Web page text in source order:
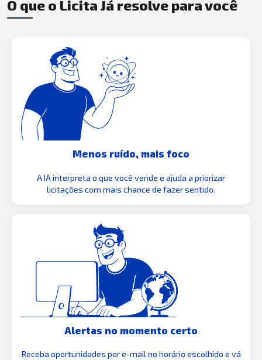
O que o Licita Já resolve para você
Menos ruído, mais foco
A IA interpreta o que você vende e ajuda a priorizar
licitações com mais chance de fazer sentido.
Alertas no momento certo
Receba oportunidades por e-mail no horário escolhido e vá